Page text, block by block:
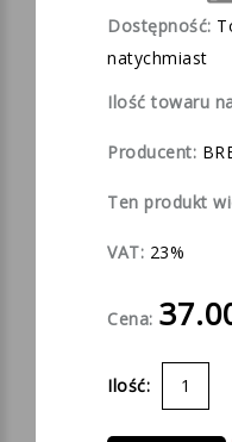
Dostępność:
natychmiast
Ilość towaru
Producent:
Ten produkt
VAT: 23%
Cena:
Ilość: